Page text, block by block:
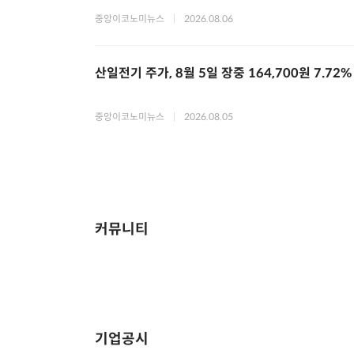
중앙이코노미뉴스 2026.08.06
산일전기 주가, 8월 5일 장중 164,700원 7.72%
중앙이코노미뉴스 2026.08.05
커뮤니티
기업공시